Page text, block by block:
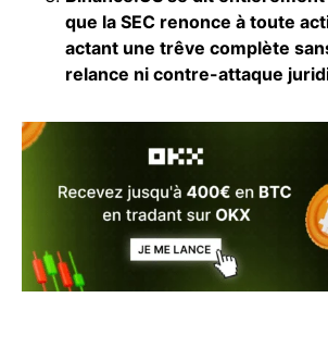
que la SEC renonce à toute
actant une trêve complète
relance ni contre-attaque